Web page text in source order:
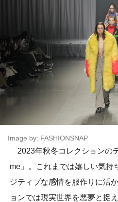
Image by: FASHIONSNAP
2023年秋冬コレクションの
me」。これまでは嬉しい気持
ジティブな感情を服作りに活
ョンでは現実世界を悪夢と捉